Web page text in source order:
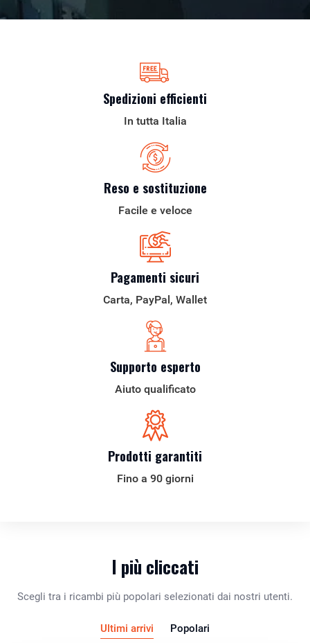
Spedizioni efficienti
In tutta Italia
Reso e sostituzione
Facile e veloce
Pagamenti sicuri
Carta, PayPal, Wallet
Supporto esperto
Aiuto qualificato
Prodotti garantiti
Fino a 90 giorni
I più cliccati
Scegli tra i ricambi più popolari selezionati dai nostri utenti.
Ultimi arrivi Popolari